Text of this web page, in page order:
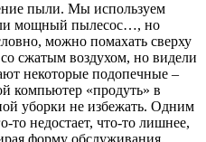
пыли. Мы используем
мощный пылесос…, но
можно помахать сверху
сжатым воздухом, но видели
некоторые подопечные –
компьютер «продуть» в
уборки не избежать. Одним
то недостает, что-то лишнее,